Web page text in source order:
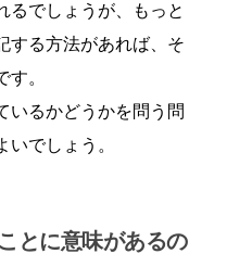
るでしょうが、もっと
する方法があれば、そ
。
いるかどうかを問う問
でしょう。
とに意味があるの